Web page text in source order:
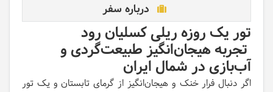
درباره سفر
تور یک روزه ریلی کسلیان رود
تجربه هیجان‌انگیز طبیعت‌گردی و
آب‌بازی در شمال ایران
اگر دنبال فرار خنک و هیجان‌انگیز از گرمای تابستان و یک تور